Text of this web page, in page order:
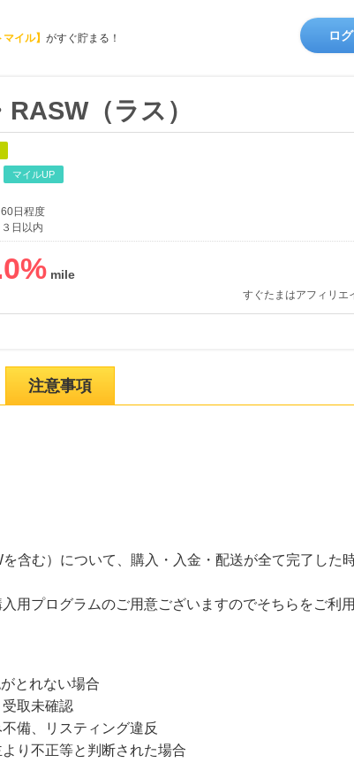
マイル】 がすぐ貯まる！ ロ
（ラス）
マイルUP
60日程度
３日以内
%
すぐたまはアフィリエ
注意事項
含む）について、購入・入金・配送が全て完了した
用プログラムのご用意ございますのでそちらをご利用
とれない場合
受取未確認
備、リスティング違反
り不正等と判断された場合